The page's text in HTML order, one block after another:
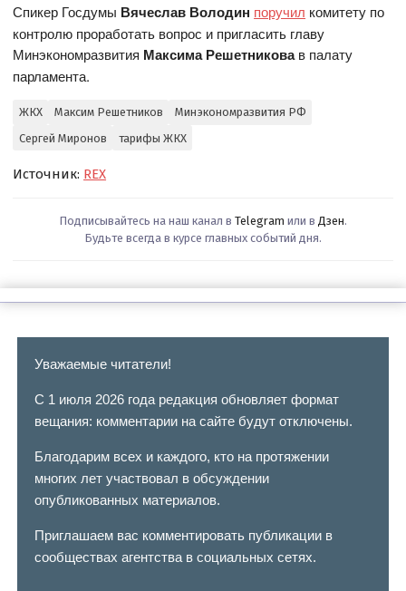
Спикер Госдумы Вячеслав Володин поручил комитету по
контролю проработать вопрос и пригласить главу
Минэкономразвития Максима Решетниковав палату
парламента.
ЖКХ Максим Решетников
Минэкономразвития РФ
Сергей Миронов
тарифы ЖКХ
Источник: REX
Подписывайтесь на наш канал в Telegram или в Дзен.
Будьте всегда в курсе главных событий дня.
Уважаемые читатели!
С 1 июля 2026 года редакция обновляет формат
вещания: комментарии на сайте будут отключены.
Благодарим всех и каждого, кто на протяжении
многих лет участвовал в обсуждении
опубликованных материалов.
Приглашаем вас комментировать публикации в
сообществах агентства в социальных сетях.